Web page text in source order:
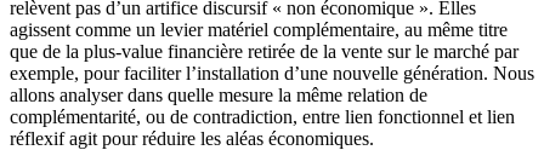
relèvent pas d’un artifice discursif « non économique ». Elles
agissent comme un levier matériel complémentaire, au même titre
que de la plus-value financière retirée de la vente sur le marché par
exemple, pour faciliter l’installation d’une nouvelle génération. Nous
allons analyser dans quelle mesure la même relation de
complémentarité, ou de contradiction, entre lien fonctionnel et lien
réflexif agit pour réduire les aléas économiques.